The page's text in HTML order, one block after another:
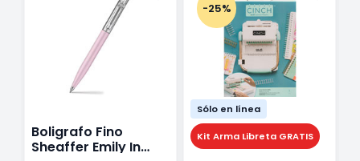
Boligrafo Fino
Sheaffer Emily In
-25%
Sólo en línea
Kit Arma Libreta GRATIS